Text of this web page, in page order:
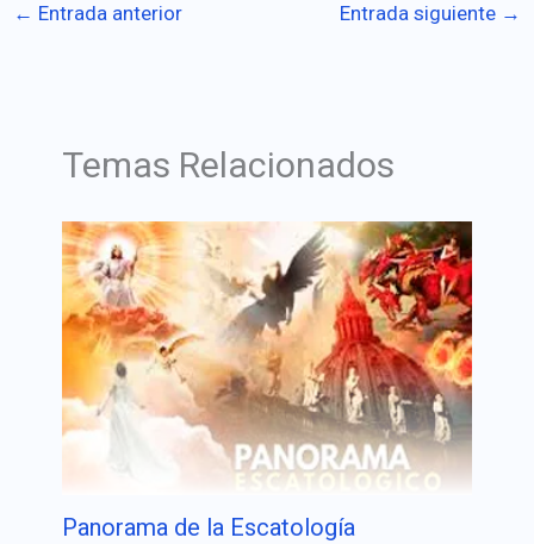
← Entrada anterior Entrada siguiente →
Temas Relacionados
Panorama de la Escatología